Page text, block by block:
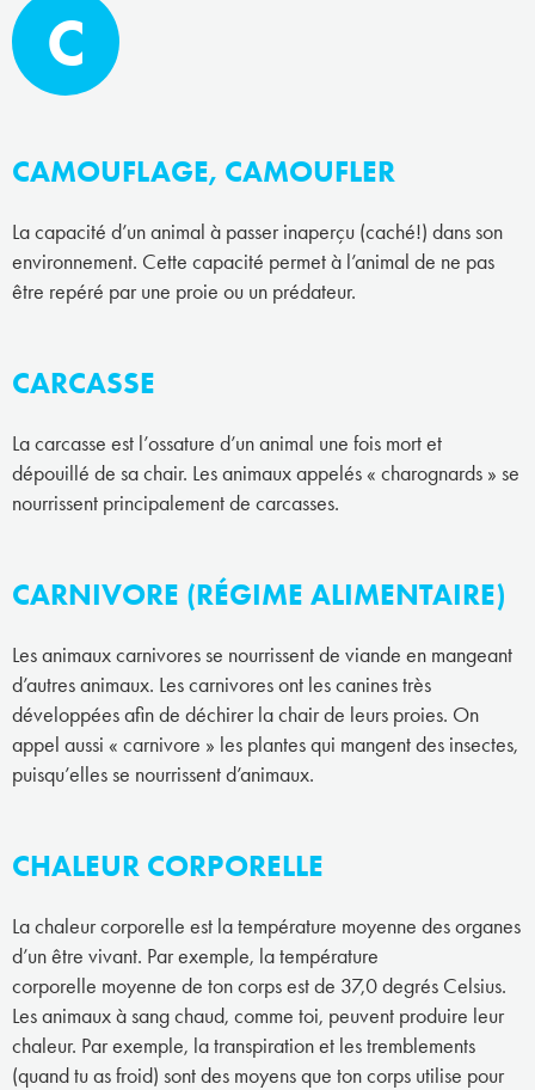
C
CAMOUFLAGE, CAMOUFLER
La capacité d’un animal à passer inaperçu (caché!) dans son
environnement. Cette capacité permet à l’animal de ne pas
être repéré par une proie ou un prédateur.
CARCASSE
La carcasse est l’ossature d’un animal une fois mort et
dépouillé de sa chair. Les animaux appelés « charognards » se
nourrissent principalement de carcasses.
CARNIVORE (RÉGIME ALIMENTAIRE)
Les animaux carnivores se nourrissent de viande en mangeant
d’autres animaux. Les carnivores ont les canines très
développées afin de déchirer la chair de leurs proies. On
appel aussi « carnivore » les plantes qui mangent des insectes,
puisqu’elles se nourrissent d’animaux.
CHALEUR CORPORELLE
La chaleur corporelle est la température moyenne des organes
d’un être vivant. Par exemple, la température
corporelle moyenne de ton corps est de 37,0 degrés Celsius.
Les animaux à sang chaud, comme toi, peuvent produire leur
chaleur. Par exemple, la transpiration et les tremblements
(quand tu as froid) sont des moyens que ton corps utilise pour